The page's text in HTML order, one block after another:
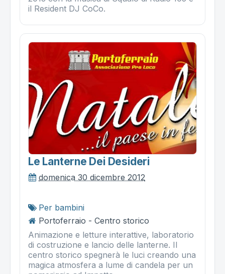
il Resident DJ CoCo.
Le Lanterne Dei Desideri
domenica 30 dicembre 2012
Per bambini
Portoferraio - Centro storico
Animazione e letture interattive, laboratorio
di costruzione e lancio delle lanterne. Il
centro storico spegnerà le luci creando una
magica atmosfera a lume di candela per un